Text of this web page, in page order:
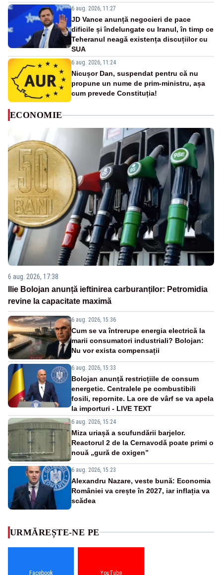
6 aug. 2026, 11:27
JD Vance anunță negocieri de pace
dificile și îndelungate cu Iranul, în timp ce
Teheranul neagă existența discuțiilor cu
SUA
6 aug. 2026, 11:24
Nicușor Dan, suspendat pentru că nu
propune un nume de prim-ministru, așa
cum prevede Constituția!
ECONOMIE
6 aug. 2026, 17:38
Ilie Bolojan anunță ieftinirea carburanților: Petromidia
revine la capacitate maximă
6 aug. 2026, 15:36
Cum se va întrerupe energia electrică la
marii consumatori industriali? Bolojan:
Nu vor exista compensații
6 aug. 2026, 15:33
Bolojan anunță restricțiile de consum
energetic. Centralele pe combustibili
fosili, repornite. La ore de vârf se va apela
la importuri - LIVE TEXT
6 aug. 2026, 15:24
Miza uriașă a scufundării barjelor.
Reactorul 2 de la Cernavodă poate primi o
nouă „gură de oxigen”
6 aug. 2026, 15:23
Alexandru Nazare, veste bună: Economia
României va crește în 2027, iar inflația va
scădea
URMĂREȘTE-NE PE
Facebook YouTube